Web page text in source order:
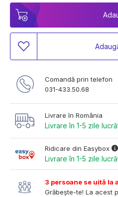
Comandă prin telefon
031-433.50.68
Livrare în România
Livrare în 1-5 zile
Ridicare din Easybox
Livrare în 1-5 zile
3 persoane se uită la
Grăbește-te! La acest